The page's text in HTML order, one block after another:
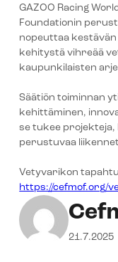
GAZOO Racing
Foundationin
nopeuttaa
kehitystä vihreää
kaupunkilaisten
Säätiön toiminnan
kehittäminen,
se tukee
perustuvaa
Vetyvarikon
https://cefmof.org/
21.7.2025